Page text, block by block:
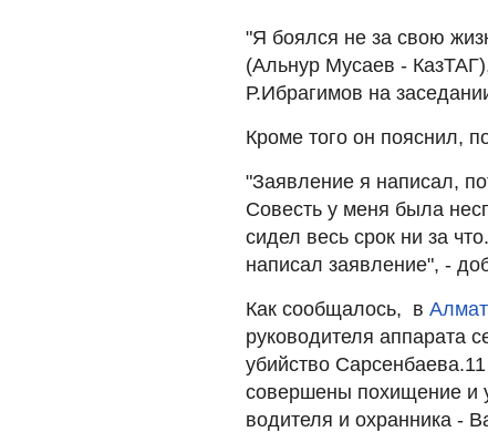
"Я боялся не за свою
(Альнур Мусаев -
Р.Ибрагимов на
Кроме того он пояснил,
"Заявление я написал,
Совесть у меня была
сидел весь срок ни за
написал заявление", -
Как сообщалось, в
руководителя аппарата
убийство
совершены похищение и
водителя и охранника -